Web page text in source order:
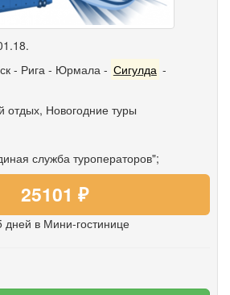
- Рига - Юрмала - Сигулда -
отдых, Новогодние туры
служба туроператоров";
25101 ₽
дней в Мини-гостинице